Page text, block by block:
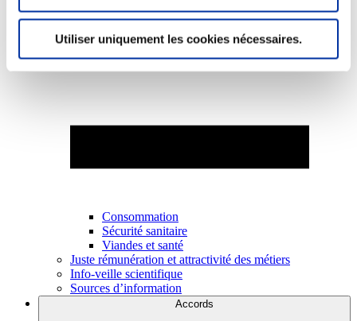
Utiliser uniquement les cookies nécessaires.
Consommation
Sécurité sanitaire
Viandes et santé
Juste rémunération et attractivité des métiers
Info-veille scientifique
Sources d’information
Accords